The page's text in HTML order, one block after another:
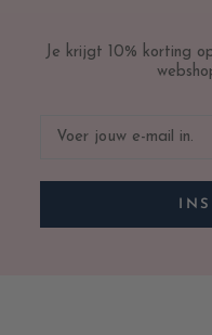
Je krijgt 10% korting